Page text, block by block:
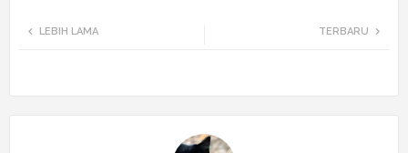
TERBARU
LEBIH LAMA